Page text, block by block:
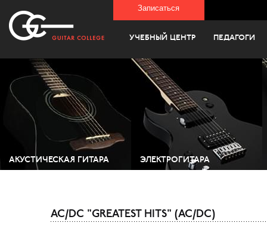
Записаться
УЧЕБНЫЙ ЦЕНТР ПЕДАГОГИ
АКУСТИЧЕСКАЯ ГИТАРА ЭЛЕКТРОГИТАРА
AC/DC "GREATEST HITS" (AC/DC)